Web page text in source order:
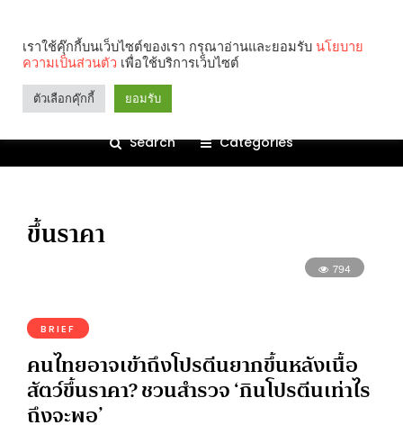
Search Categories
ขึ้นราคา
794
BRIEF
คนไทยอาจเข้าถึงโปรตีนยากขึ้นหลังเนื้อ
สัตว์ขึ้นราคา? ชวนสำรวจ ‘กินโปรตีนเท่าไร
ถึงจะพอ’
เราใช้คุ๊กกี้บนเว็บไซต์ของเรา กรุณาอ่านและยอมรับ นโยบาย
ความเป็นส่วนตัว เพื่อใช้บริการเว็บไซต์
ตัวเลือกคุ๊กกี้ ยอมรับ